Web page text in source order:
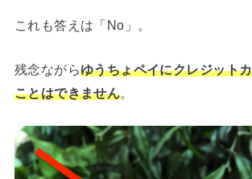
これも答えは「No」。
残念ながらゆうちょペイにクレジット
ことはできません。